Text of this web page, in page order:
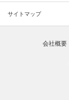
サイトマップ
会社概要